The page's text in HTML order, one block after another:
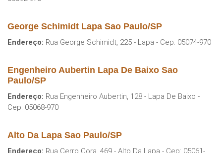
George Schimidt Lapa Sao Paulo/SP
Endereço: Rua George Schimidt, 225 - Lapa - Cep: 05074-970
Engenheiro Aubertin Lapa De Baixo Sao
Paulo/SP
Endereço: Rua Engenheiro Aubertin, 128 - Lapa De Baixo -
Cep: 05068-970
Alto Da Lapa Sao Paulo/SP
Endereço: Rua Cerro Cora, 469 - Alto Da Lapa - Cep: 05061-